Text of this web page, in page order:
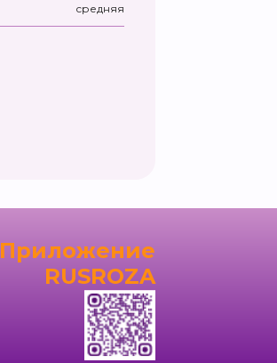
средняя
Приложение
RUSROZA